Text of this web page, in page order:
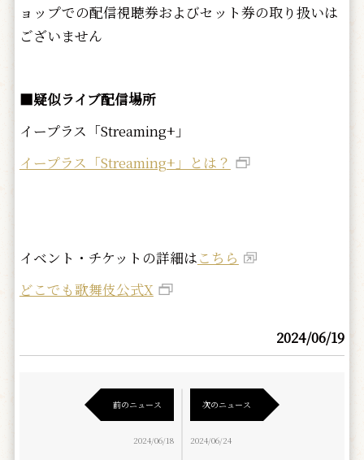
ョップでの配信視聴券およびセット券の取り扱いは
ございません
■疑似ライブ配信場所
イープラス「Streaming+」
イープラス「Streaming+」とは？
イベント・チケットの詳細はこちら
どこでも歌舞伎公式X
2024/06/19
前のニュース
2024/06/18
次のニュース
2024/06/24